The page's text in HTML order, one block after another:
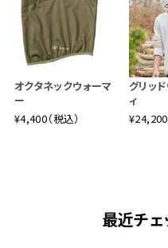
オクタネックウォーマ
ー
¥4,400（税込）
グリッ
ィ
¥24,200
最近チ